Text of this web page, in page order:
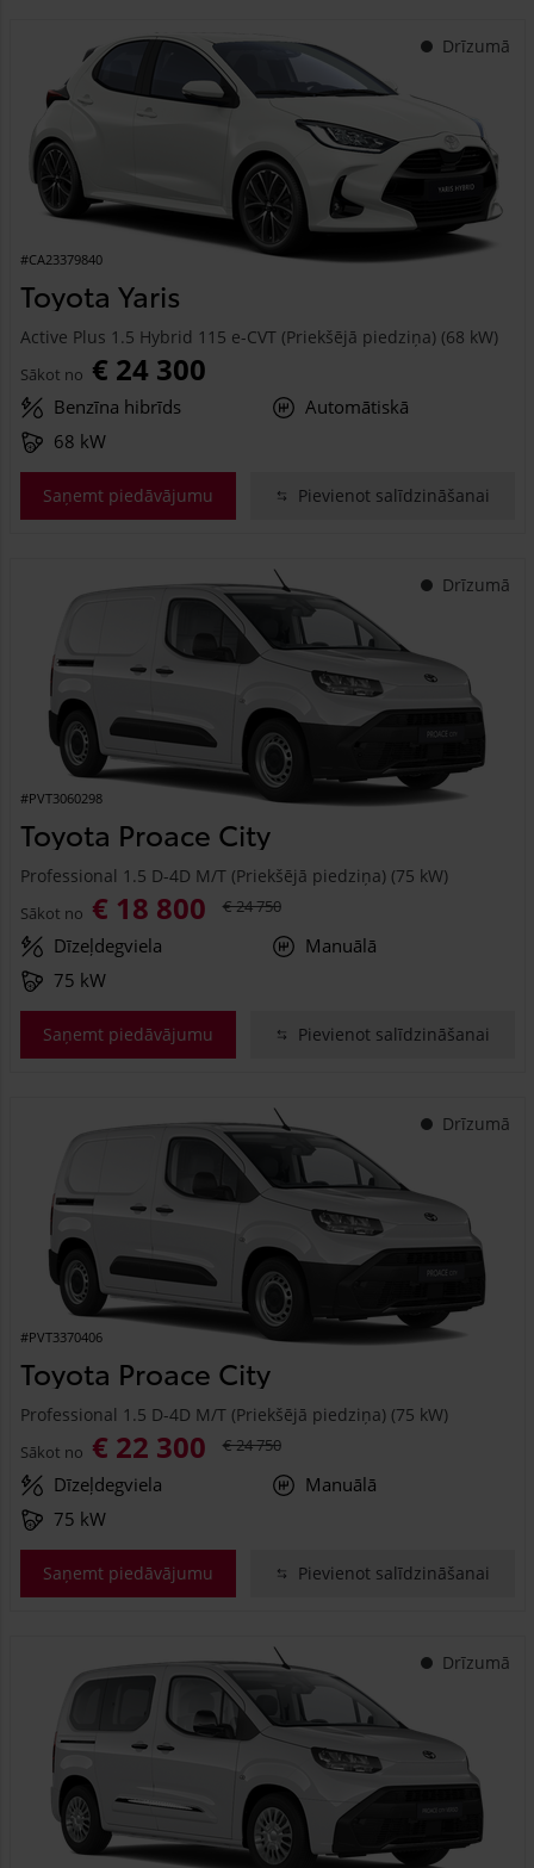
Drīzumā
#CA23379840
Toyota Yaris
Active Plus 1.5 Hybrid 115 e-CVT (Priekšējā piedziņa) (68 kW)
Sākot no € 24 300
Benzīna hibrīds
Automātiskā
68 kW
Saņemt piedāvājumu Pievienot salīdzināšanai
Drīzumā
#PVT3060298
Toyota Proace City
Professional 1.5 D-4D M/T (Priekšējā piedziņa) (75 kW)
Sākot no € 18 800 € 24 750
Dīzeļdegviela
Manuālā
75 kW
Saņemt piedāvājumu Pievienot salīdzināšanai
Drīzumā
#PVT3370406
Toyota Proace City
Professional 1.5 D-4D M/T (Priekšējā piedziņa) (75 kW)
Sākot no € 22 300 € 24 750
Dīzeļdegviela
Manuālā
75 kW
Saņemt piedāvājumu Pievienot salīdzināšanai
Drīzumā